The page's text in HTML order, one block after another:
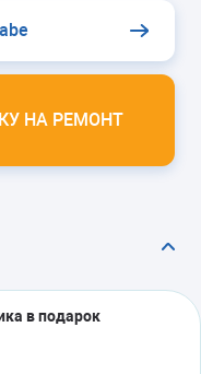
НА РЕМОНТ
в подарок